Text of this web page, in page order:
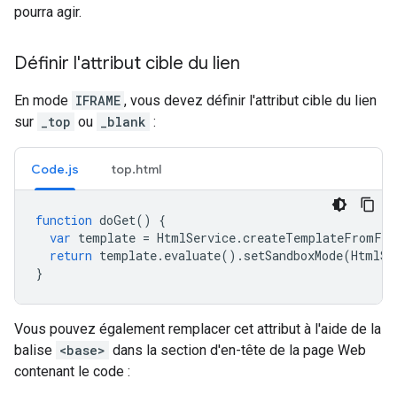
pourra agir.
Définir l'attribut cible du lien
En mode IFRAME , vous devez définir l'attribut cible du lien
sur
_top ou _blank :
Code.js top.html
function doGet()
{
var template = HtmlService.
return template. evaluate(). setSandboxMode(
}
Vous pouvez également remplacer cet attribut à l'aide de la
balise <base> dans la section d'en-tête de la page Web
contenant le code :